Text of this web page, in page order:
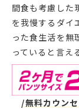
間食も考慮した
を我慢するダイ
った食生活を無
っていると言え
/無料カウン